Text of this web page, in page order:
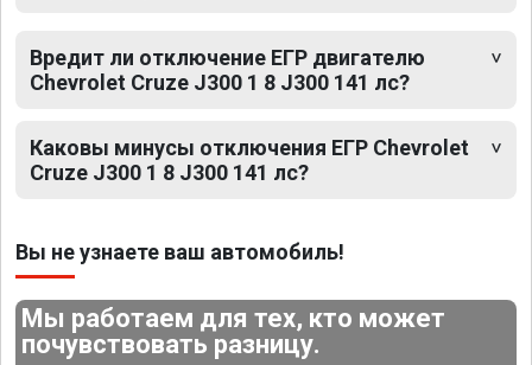
Вредит ли отключение ЕГР двигателю
Chevrolet Cruze J300 1 8 J300 141 лс?
Каковы минусы отключения ЕГР Chevrolet
Cruze J300 1 8 J300 141 лс?
Вы не узнаете ваш автомобиль!
Мы работаем для тех, кто может
почувствовать разницу.